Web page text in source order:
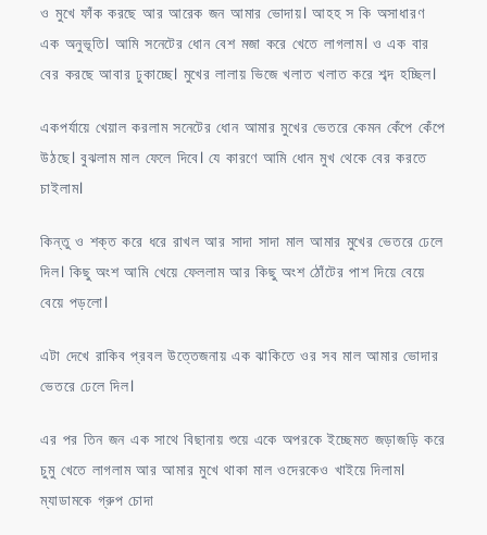
ও মুখে ফাঁক করছে আর আরেক জন আমার ভোদায়। আহহ স কি অসাধারণ
এক অনুভূতি। আমি সনেটের ধোন বেশ মজা করে খেতে লাগলাম। ও এক বার
বের করছে আবার ঢুকাচ্ছে। মুখের লালায় ভিজে খলাত খলাত করে শব্দ হচ্ছিল।
একপর্যায়ে খেয়াল করলাম সনেটের ধোন আমার মুখের ভেতরে কেমন কেঁপে কেঁপে
উঠছে। বুঝলাম মাল ফেলে দিবে। যে কারণে আমি ধোন মুখ থেকে বের করতে
চাইলাম।
কিন্তু ও শক্ত করে ধরে রাখল আর সাদা সাদা মাল আমার মুখের ভেতরে ঢেলে
দিল। কিছু অংশ আমি খেয়ে ফেললাম আর কিছু অংশ ঠোঁটের পাশ দিয়ে বেয়ে
বেয়ে পড়লো।
এটা দেখে রাকিব প্রবল উত্তেজনায় এক ঝাকিতে ওর সব মাল আমার ভোদার
ভেতরে ঢেলে দিল।
এর পর তিন জন এক সাথে বিছানায় শুয়ে একে অপরকে ইচ্ছেমত জড়াজড়ি করে
চুমু খেতে লাগলাম আর আমার মুখে থাকা মাল ওদেরকেও খাইয়ে দিলাম।
ম্যাডামকে গ্রুপ চোদা